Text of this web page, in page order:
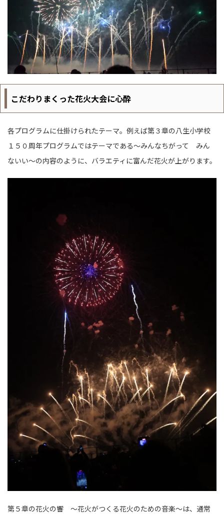
こだわりまくった花火大会に心酔
各プログラムに仕掛けられたテーマ。例えば第３章の八生小学校
１５０周年プログラムではテーマである～みんなちがって みん
ないい～の内容のように、バラエティに富んだ花火が上がります。
第５章の花火の響 ～花火がつくる花火のための音楽～は、通常